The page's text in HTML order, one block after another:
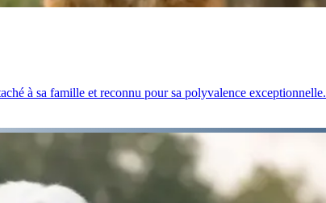
à sa famille et reconnu pour sa polyvalence exceptionnelle.